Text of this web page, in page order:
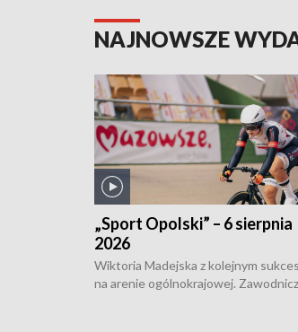
NAJNOWSZE
„Sport Opolski” – 6 sierpnia
2026
Wiktoria Madejska z kolejnym
na arenie ogólnokrajowej.